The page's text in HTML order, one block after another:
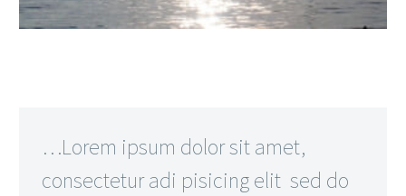
…Lorem ipsum dolor sit amet,
consectetur adi pisicing elit sed do